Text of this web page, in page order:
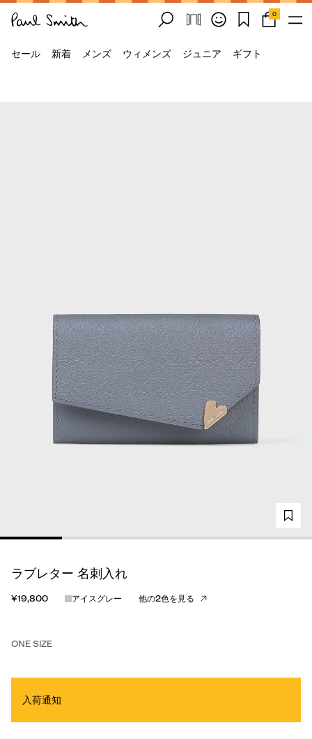
0
セール 新着 メンズ ウィメンズ ジュニア ギフト
ラブレター 名刺入れ
¥19,800 アイスグレー 他の2色を見る
ONE SIZE
入荷通知